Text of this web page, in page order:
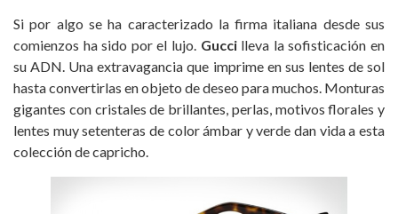
Si por algo se ha caracterizado la firma italiana desde sus
comienzos ha sido por el lujo. Gucci lleva la sofisticación en
su ADN. Una extravagancia que imprime en sus lentes de sol
hasta convertirlas en objeto de deseo para muchos. Monturas
gigantes con cristales de brillantes, perlas, motivos florales y
lentes muy setenteras de color ámbar y verde dan vida a esta
colección de capricho.